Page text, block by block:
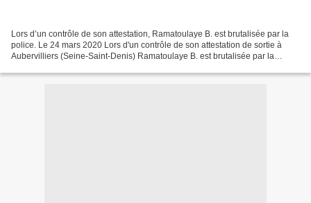
Lors d’un contrôle de son attestation, Ramatoulaye B. est brutalisée par la
police. Le 24 mars 2020 Lors d'un contrôle de son attestation de sortie à
Aubervilliers (Seine-Saint-Denis) Ramatoulaye B. est brutalisée par la